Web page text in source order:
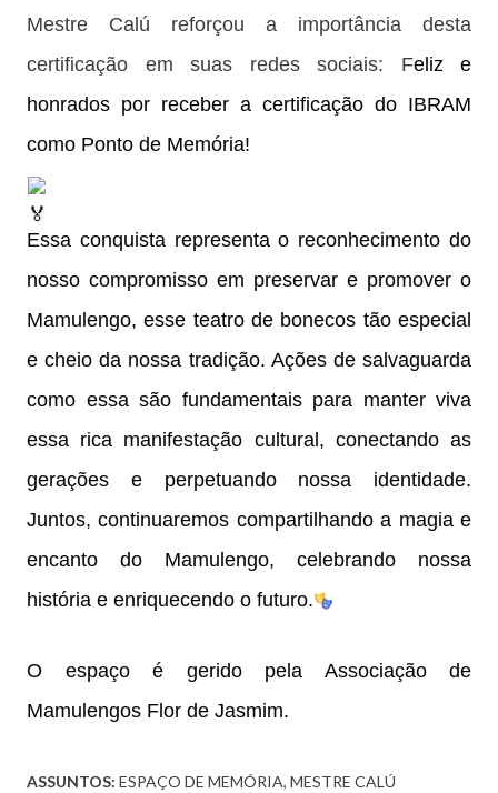
Mestre Calú reforçou a importância desta
certificação em suas redes sociais: Feliz e
honrados por receber a certificação do IBRAM
como Ponto de Memória!
Essa conquista representa o reconhecimento do
nosso compromisso em preservar e promover o
Mamulengo, esse teatro de bonecos tão especial
e cheio da nossa tradição. Ações de salvaguarda
como essa são fundamentais para manter viva
essa rica manifestação cultural, conectando as
gerações e perpetuando nossa identidade.
Juntos, continuaremos compartilhando a magia e
encanto do Mamulengo, celebrando nossa
história e enriquecendo o futuro.
O espaço é gerido pela Associação de
Mamulengos Flor de Jasmim.
ASSUNTOS: ESPAÇO DE MEMÓRIA MESTRE CALÚ